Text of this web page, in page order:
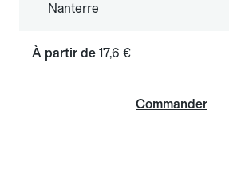
Nanterre
À partir de 17,6 €
Commander